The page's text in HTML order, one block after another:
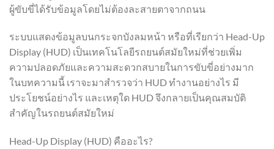
ผู้ขับขี่ได้รับข้อมูลโดยไม่ต้องละสายตาจากถนน
ระบบแสดงข้อมูลบนกระจกบังลมหน้า หรือที่เรียกว่า Head-Up
Display (HUD) เป็นเทคโนโลยีรถยนต์สมัยใหม่ที่ช่วยเพิ่ม
ความปลอดภัยและความสะดวกสบายในการขับขี่อย่างมาก
ในบทความนี้ เราจะมาสำรวจว่า HUD ทำงานอย่างไร มี
ประโยชน์อย่างไร และเหตุใด HUD จึงกลายเป็นคุณสมบัติ
สำคัญในรถยนต์สมัยใหม่
Head-Up Display (HUD) คืออะไร?